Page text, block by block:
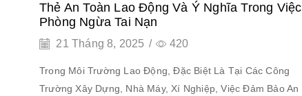
Thẻ An Toàn Lao Động Và Ý Nghĩa Trong Việc
Phòng Ngừa Tai Nạn
21 Tháng 8, 2025 / 420
Trong Môi Trường Lao Động, Đặc Biệt Là Tại Các Công
Trường Xây Dựng, Nhà Máy, Xí Nghiệp, Việc Đảm Bảo An